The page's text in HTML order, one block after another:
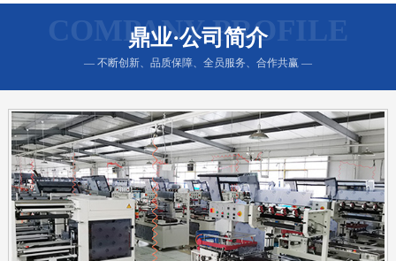
COMPANY PROFILE
鼎业·公司简介
— 不断创新、品质保障、全员服务、合作共赢 —